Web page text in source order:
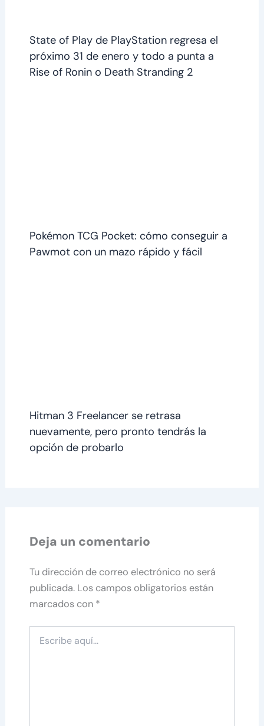
State of Play de PlayStation regresa el
próximo 31 de enero y todo a punta a
Rise of Ronin o Death Stranding 2
Pokémon TCG Pocket: cómo conseguir a
Pawmot con un mazo rápido y fácil
Hitman 3 Freelancer se retrasa
nuevamente, pero pronto tendrás la
opción de probarlo
Deja un comentario
Tu dirección de correo electrónico no será
publicada. Los campos obligatorios están
marcados con *
aquí...